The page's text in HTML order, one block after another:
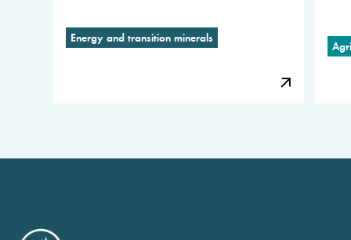
Energy and transition minerals